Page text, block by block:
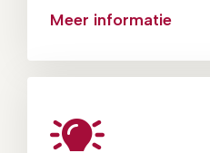
Meer informatie